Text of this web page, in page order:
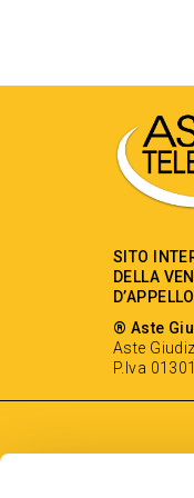
SITO
DELLA
® Aste
Aste
P.Iva